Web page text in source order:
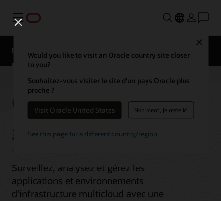
Menu
Would you like to visit an Oracle country site closer
to you?
Souhaitez-vous visiter le site d’un pays Oracle plus
proche ?
Visit Oracle United States Non merci, je reste ici
See this page for a different country/region
Présentation
Observabilité et
gestion
Surveillez, analysez et gérez les
applications et environnements
d'infrastructure multicloud avec une